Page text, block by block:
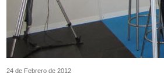
24 de Febrero de 2012